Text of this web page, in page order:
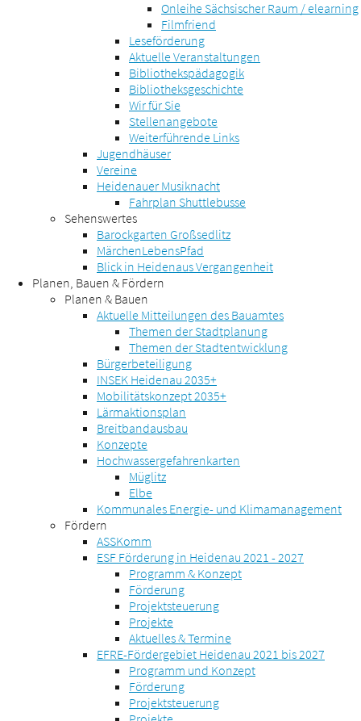
Onleihe Sächsischer Raum / elearning
Filmfriend
Leseförderung
Aktuelle Veranstaltungen
Bibliothekspädagogik
Bibliotheksgeschichte
Wir für Sie
Stellenangebote
Weiterführende Links
Jugendhäuser
Vereine
Heidenauer Musiknacht
Fahrplan Shuttlebusse
Sehenswertes
Barockgarten Großsedlitz
MärchenLebensPfad
Blick in Heidenaus Vergangenheit
Planen, Bauen & Fördern
Planen & Bauen
Aktuelle Mitteilungen des Bauamtes
Themen der Stadtplanung
Themen der Stadtentwicklung
Bürgerbeteiligung
INSEK Heidenau 2035+
Mobilitätskonzept 2035+
Lärmaktionsplan
Breitbandausbau
Konzepte
Hochwassergefahrenkarten
Müglitz
Elbe
Kommunales Energie- und Klimamanagement
Fördern
ASSKomm
ESF Förderung in Heidenau 2021 - 2027
Programm & Konzept
Förderung
Projektsteuerung
Projekte
Aktuelles & Termine
EFRE-Fördergebiet Heidenau 2021 bis 2027
Programm und Konzept
Förderung
Projektsteuerung